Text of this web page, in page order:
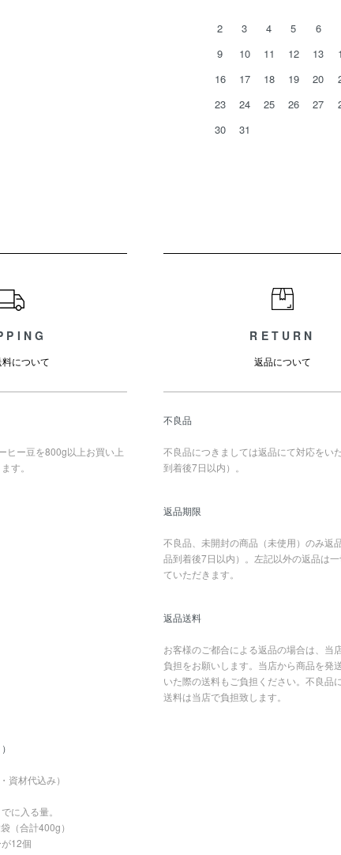
2
3 4 5 6
9
10 11 12 13
16
17 18 19 20
23
24 25 26 27
30
31
について
ヒー豆を800g以上お買い上
す。
資材代込み）
に入る量。
（合計400g）
12個
RETURN
返品について
不良品
不良品につきましては返品にて対応をい
到着後7日以内）。
返品期限
不良品、未開封の商品（未使用）のみ返
品到着後7日以内）。左記以外の返品は
ていただきます。
返品送料
お客様のご都合による返品の場合は、当
負担をお願いします。当店から商品を発
いた際の送料もご負担ください。不良品
送料は当店で負担致します。